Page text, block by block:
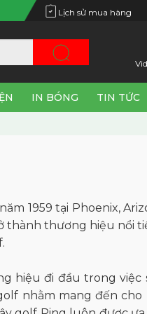
Lịch sử mua hàng
IN BÓNG TIN TỨC
1959 tại Phoenix,
thành thương hiệu nổi
hiệu đi đầu trong việc
nhằm mang đến